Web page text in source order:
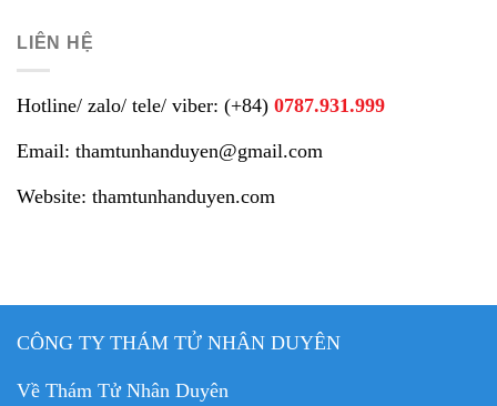
LIÊN HỆ
Hotline/ zalo/ tele/ viber: (+84) 0787.931.999
Email: thamtunhanduyen@gmail.com
Website: thamtunhanduyen.com
CÔNG TY THÁM TỬ NHÂN DUYÊN
Về Thám Tử Nhân Duyên